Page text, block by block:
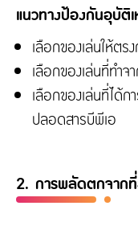
แนวทางป้องกันอุบัติ
เลือกของเล่นให้ตร
เลือกของเล่นที่ทำจ
เลือกของเล่นที่ได้
ปลอดสารบีพีเอ
2. การพลัดตกจาก